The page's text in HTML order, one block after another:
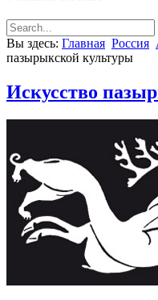
Вы здесь: Главная Россия
пазырыкской культуры
Искусство